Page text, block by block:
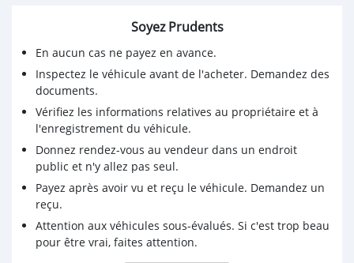
Soyez Prudents
En aucun cas ne payez en avance.
Inspectez le véhicule avant de l'acheter. Demandez des
documents.
Vérifiez les informations relatives au propriétaire et à
l'enregistrement du véhicule.
Donnez rendez-vous au vendeur dans un endroit
public et n'y allez pas seul.
Payez après avoir vu et reçu le véhicule. Demandez un
reçu.
Attention aux véhicules sous-évalués. Si c'est trop beau
pour être vrai, faites attention.